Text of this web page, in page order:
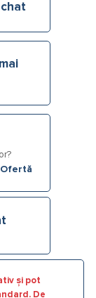
și pot
De